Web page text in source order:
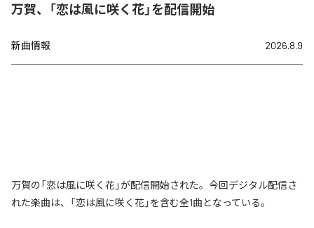
万賀、「恋は風に咲く花」を配信開始
新曲情報 2026.8.9
万賀の「恋は風に咲く花」が配信開始された。今回デジタル配信さ
れた楽曲は、「恋は風に咲く花」を含む全1曲となっている。